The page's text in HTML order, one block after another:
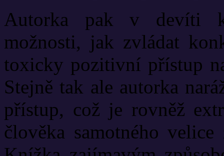
Autorka pak v devíti
možnosti, jak zvládat
toxicky pozitivní přístup
Stejně tak ale autorka
přístup, což je rovněž
člověka samotného